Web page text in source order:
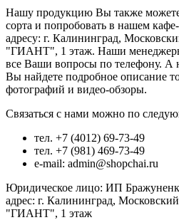
Нашу продукцию Вы также можете
сорта и попробовать в нашем
адресу: г. Калининград,
"ГИАНТ", 1 этаж. Наши менеджеры
все Ваши вопросы по телефону. А
Вы найдете подробное описание
фотографий и видео-обзоры.
Связаться с нами можно по
тел. +7 (4012) 69-73-49
тел. +7 (981) 469-73-49
e-mail: admin@shopchai.ru
Юридическое лицо: ИП
адрес: г. Калининград,
"ГИАНТ", 1 этаж